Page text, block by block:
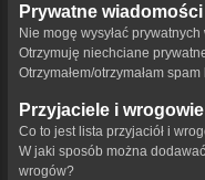
Prywatne wiadomości
Nie mogę wysyłać
Otrzymuję niechciane
Otrzymałem/otrzymałam
Przyjaciele i wrogowie
Co to jest lista przyjaciół i
W jaki sposób można
wrogów?